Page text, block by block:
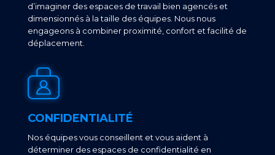
d’imaginer des espaces de travail bien agencés et
dimensionnés à la taille des équipes. Nous nous
engageons à combiner proximité, confort et facilité de
déplacement.
CONFIDENTIALITÉ
Nos équipes vous conseillent et vous aident à
déterminer des espaces de confidentialité en